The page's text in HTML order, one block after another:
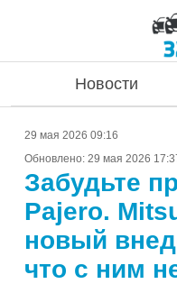
Новости
29 мая 2026 09:16
Обновлено: 29 мая 2026
Забудьте
Pajero.
новый
что с ним